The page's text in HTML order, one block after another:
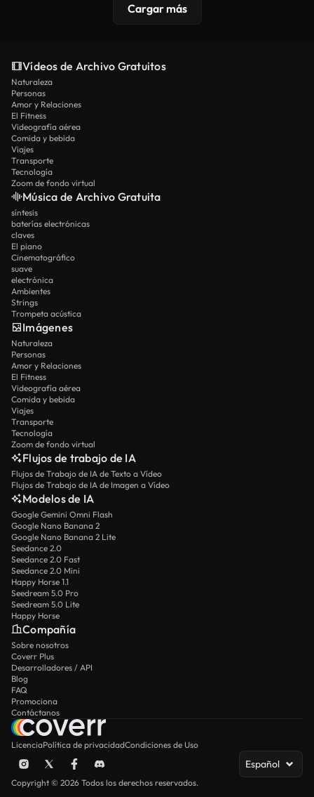
Cargar más
Vídeos de Archivo Gratuitos
Naturaleza
Personas
Amor y Relaciones
El Fitness
Videografía aérea
Comida y bebida
Viajes
Transporte
Tecnología
Zoom de fondo virtual
Música de Archivo Gratuita
síntesis
baterías electrónicas
claves
El piano
Cinematográfico
suave
electrónica
Ambientes
Strings
Trompeta acústica
Imágenes
Naturaleza
Personas
Amor y Relaciones
El Fitness
Videografía aérea
Comida y bebida
Viajes
Transporte
Tecnología
Zoom de fondo virtual
Flujos de trabajo de IA
Flujos de Trabajo de IA de Texto a Vídeo
Flujos de Trabajo de IA de Imagen a Vídeo
Modelos de IA
Google Gemini Omni Flash
Google Nano Banana 2
Google Nano Banana 2 Lite
Seedance 2.0
Seedance 2.0 Fast
Seedance 2.0 Mini
Happy Horse 1.1
Seedream 5.0 Pro
Seedream 5.0 Lite
Happy Horse
Compañía
Sobre nosotros
Coverr Plus
Desarrolladores / API
Blog
FAQ
Promociona
Contáctanos
LicenciaPolítica de privacidadCondiciones de Uso
Español
Copyright © 2026 Todos los derechos reservados.